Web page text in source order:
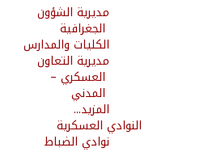
مديرية الشؤون
الجغرافية
الكليات والمدارس
مديرية التعاون
العسكري –
المدني
المزيد...
النوادي العسكرية
نوادي الضباط